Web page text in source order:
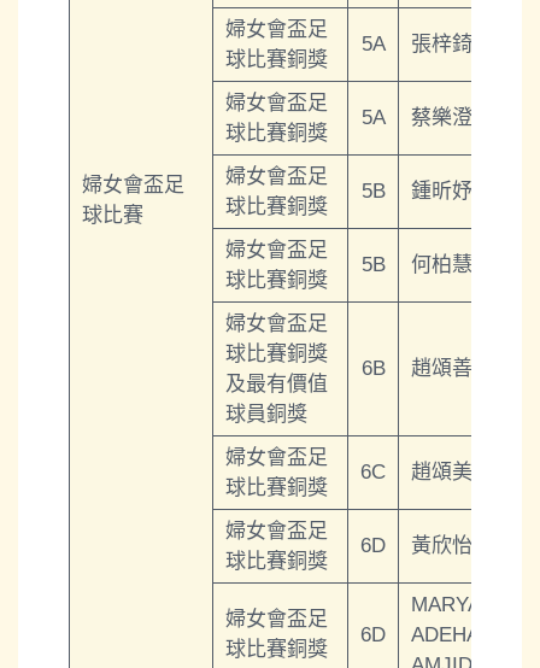
婦女會盃足
球比賽
婦女會盃足
球比賽銅獎
5A 張梓錡
婦女會盃足
球比賽銅獎
5A 蔡樂澄
婦女會盃足
球比賽銅獎
5B 鍾昕妤
婦女會盃足
球比賽銅獎
5B 何柏慧
婦女會盃足
球比賽銅獎
及最有價值
球員銅獎
6B 趙頌善
婦女會盃足
球比賽銅獎
6C 趙頌美
婦女會盃足
球比賽銅獎
6D 黃欣怡
婦女會盃足
球比賽銅獎
6D
MARYAM
ADEHA